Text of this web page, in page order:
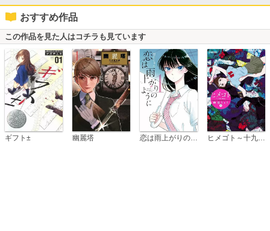
おすすめ作品
この作品を見た人はコチラも見ています
ギフト± 幽麗塔 恋は雨上がりのように ヒメゴト～十九歳の制服～